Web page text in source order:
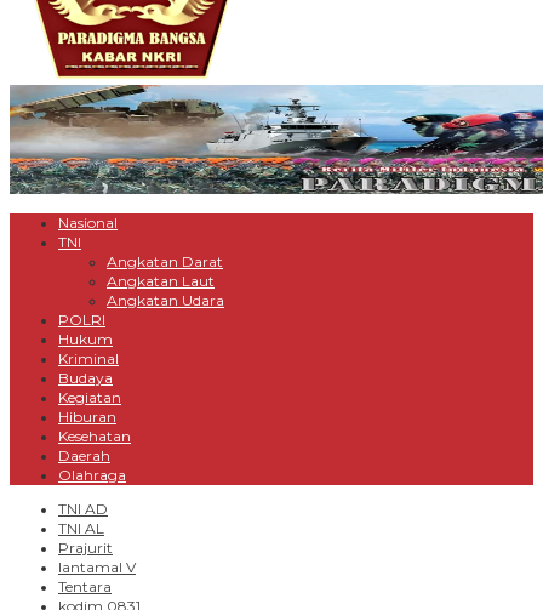
Nasional
TNI
Angkatan Darat
Angkatan Laut
Angkatan Udara
POLRI
Hukum
Kriminal
Budaya
Kegiatan
Hiburan
Kesehatan
Daerah
Olahraga
TNI AD
TNI AL
Prajurit
lantamal V
Tentara
kodim 0831